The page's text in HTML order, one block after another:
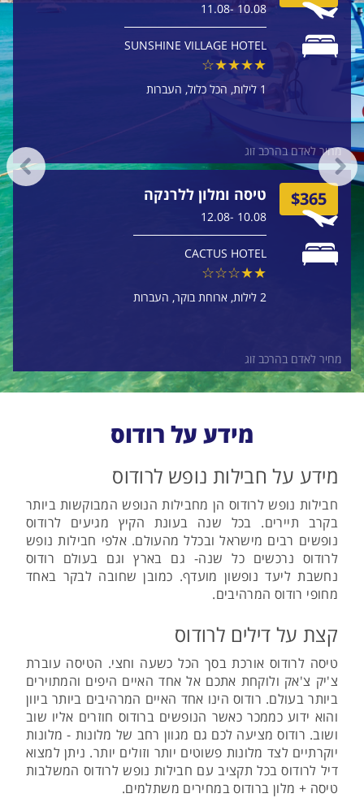
מחיר לאדם בהרכב זוג
10.08 -11.08
SUNSHINE VILLAGE HOTEL
1 לילות הכל כלול העברות
$365
מחיר לאדם בהרכב זוג
טיסה ומלון ללרנקה
10.08 -12.08
CACTUS HOTEL
2 לילות ארוחת בוקר העברות
מידע על רודוס
מידע על חבילות נופש לרודוס
חבילות נופש לרודוס הן מחבילות הנופש המבוקשות ביותר
בקרב תיירים. בכל שנה בעונת הקיץ מגיעים לרודוס
נופשים רבים מישראל ובכלל מהעולם. אלפי חבילות נופש
לרודוס נרכשים כל שנה- גם בארץ וגם בעולם רודוס
נחשבת ליעד נופשון מועדף. כמובן שחובה לבקר באחד
מחופי רודוס המרהיבים.
קצת על דילים לרודוס
טיסה לרודוס אורכת בסך הכל כשעה וחצי. הטיסה עוברת
צ'יק צ'אק ולוקחת אתכם אל אחד האיים היפים והמתוירים
ביותר בעולם. רודוס הינו אחד האיים המרהיבים ביותר ביוון
והוא ידוע כממכר כאשר הנופשים ברודוס חוזרים אליו שוב
ושוב. רודוס מציעה לכם גם מגוון רחב של מלונות - מלונות
יוקרתיים לצד מלונות פשוטים יותר וזולים יותר. ניתן למצוא
דיל לרודוס בכל תקציב עם חבילות נופש לרודוס המשלבות
טיסה + מלון ברודוס במחירים משתלמים.